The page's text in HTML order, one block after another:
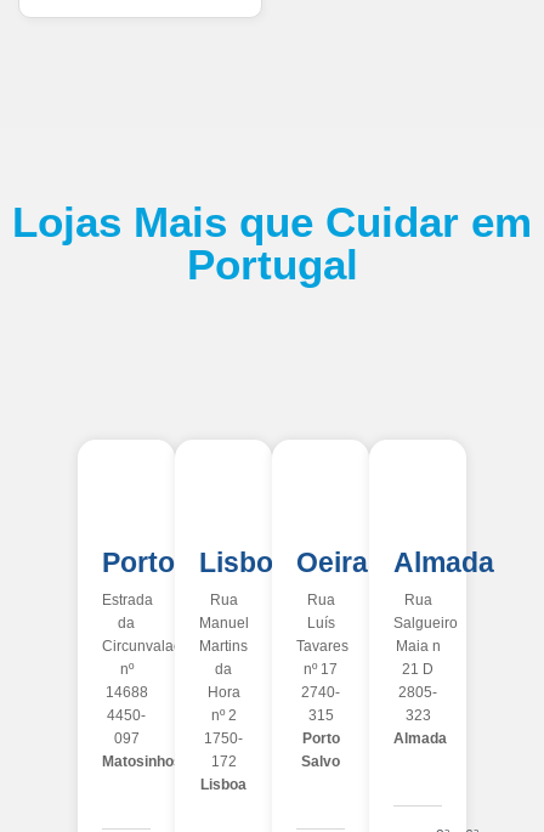
Lojas Mais que Cuidar em
Portugal
Porto
Estrada
da
Circunvalação
nº
14688
4450-
097
Matosinhos
Lisboa
Rua
Manuel
Martins
da
Hora
nº 2
1750-
172
Lisboa
Oeiras
Rua
Luís
Tavares
nº 17
2740-
315
Porto
Salvo
Almada
Rua
Salgueiro
Maia n
21 D
2805-
323
Almada